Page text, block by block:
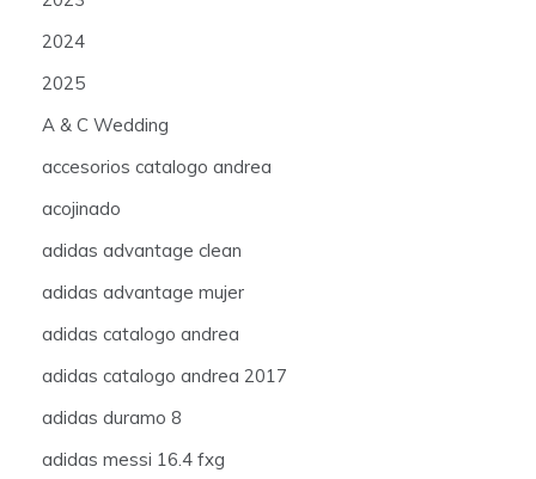
2024
2025
A & C Wedding
accesorios catalogo andrea
acojinado
adidas advantage clean
adidas advantage mujer
adidas catalogo andrea
adidas catalogo andrea 2017
adidas duramo 8
adidas messi 16.4 fxg